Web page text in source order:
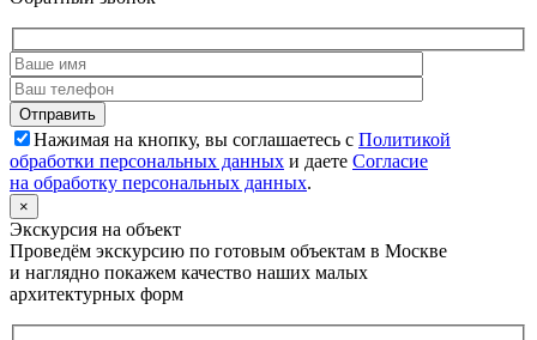
Нажимая на кнопку, вы соглашаетесь с Политикой
обработки персональных данных и даете Согласие
на обработку персональных данных.
×
Экскурсия на объект
Проведём экскурсию по готовым объектам в Москве
и наглядно покажем качество наших малых
архитектурных форм